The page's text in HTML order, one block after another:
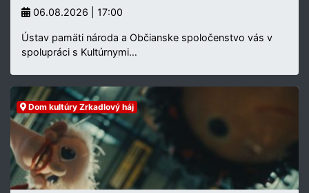
06.08.2026 | 17:00
Ústav pamäti národa a Občianske spoločenstvo vás v
spolupráci s Kultúrnymi…
Dom kultúry Zrkadlový háj